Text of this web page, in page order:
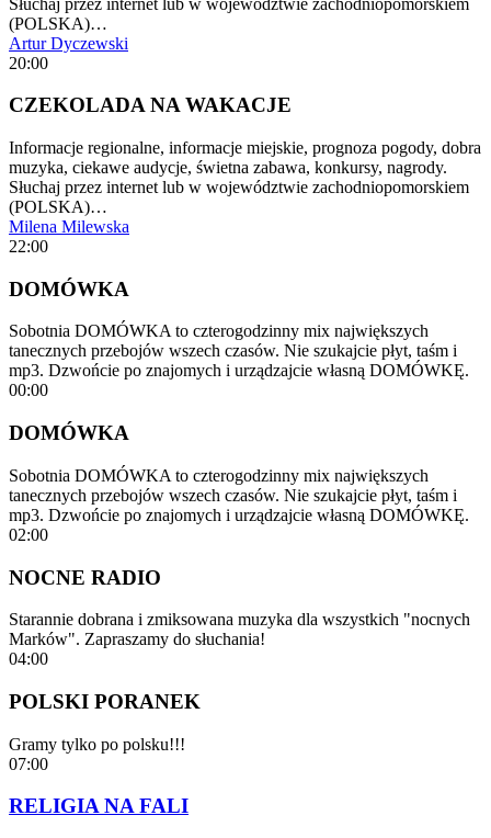
(POLSKA)…
Artur Dyczewski
20:00
CZEKOLADA NA WAKACJE
Informacje regionalne, informacje miejskie, prognoza pogody, dobra
muzyka, ciekawe audycje, świetna zabawa, konkursy, nagrody.
Słuchaj przez internet lub w województwie zachodniopomorskiem
(POLSKA)…
Milena Milewska
22:00
DOMÓWKA
Sobotnia DOMÓWKA to czterogodzinny mix największych
tanecznych przebojów wszech czasów. Nie szukajcie płyt, taśm i
mp3. Dzwońcie po znajomych i urządzajcie własną DOMÓWKĘ.
00:00
DOMÓWKA
Sobotnia DOMÓWKA to czterogodzinny mix największych
tanecznych przebojów wszech czasów. Nie szukajcie płyt, taśm i
mp3. Dzwońcie po znajomych i urządzajcie własną DOMÓWKĘ.
02:00
NOCNE RADIO
Starannie dobrana i zmiksowana muzyka dla wszystkich "nocnych
Marków". Zapraszamy do słuchania!
04:00
POLSKI PORANEK
Gramy tylko po polsku!!!
07:00
RELIGIA NA FALI